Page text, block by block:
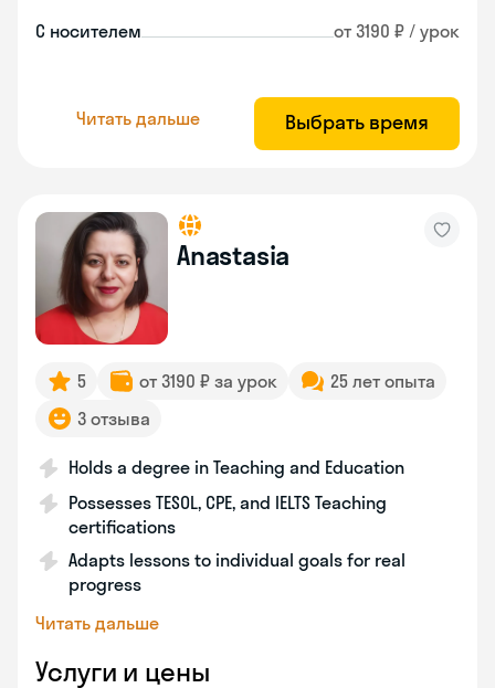
С носителем от 3190 ₽ / урок
Читать дальше Выбрать время
Anastasia
5 от 3190 ₽ за урок
25 лет опыта
3 отзыва
Holds a degree in Teaching and Education
Possesses TESOL, CPE, and IELTS Teaching
certifications
Adapts lessons to individual goals for real
progress
Читать дальше
Услуги и цены